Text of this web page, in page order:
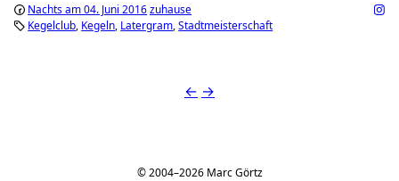
Nachts am 04. Juni 2016zuhause
Kegelclub Kegeln Latergram Stadtmeisterschaft
← →
© 2004–2026 Marc Görtz